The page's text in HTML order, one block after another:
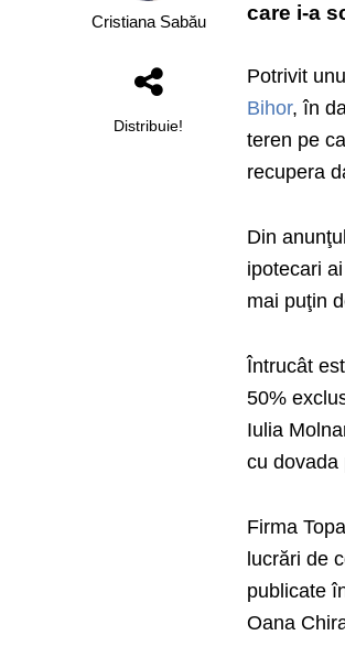
Cristiana Sabău
Distribuie!
care i-a
Potrivit
Bihor, în
teren pe
recupera
Din
ipotecari
mai puţin
Întrucât
50%
Iulia
cu dovada
Firma
lucrări de
publicate
Oana